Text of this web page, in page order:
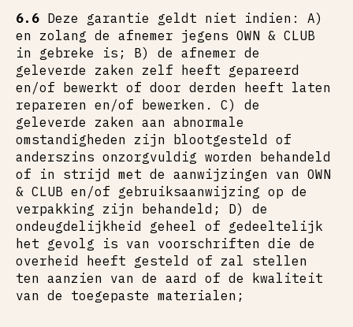
6.6 Deze garantie geldt niet indien: A)
en zolang de afnemer jegens OWN & CLUB
in gebreke is; B) de afnemer de
geleverde zaken zelf heeft gepareerd
en/of bewerkt of door derden heeft laten
repareren en/of bewerken. C) de
geleverde zaken aan abnormale
omstandigheden zijn blootgesteld of
anderszins onzorgvuldig worden behandeld
of in strijd met de aanwijzingen van OWN
& CLUB en/of gebruiksaanwijzing op de
verpakking zijn behandeld; D) de
ondeugdelijkheid geheel of gedeeltelijk
het gevolg is van voorschriften die de
overheid heeft gesteld of zal stellen
ten aanzien van de aard of de kwaliteit
van de toegepaste materialen;